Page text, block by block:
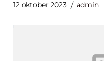
12 oktober 2023 admin